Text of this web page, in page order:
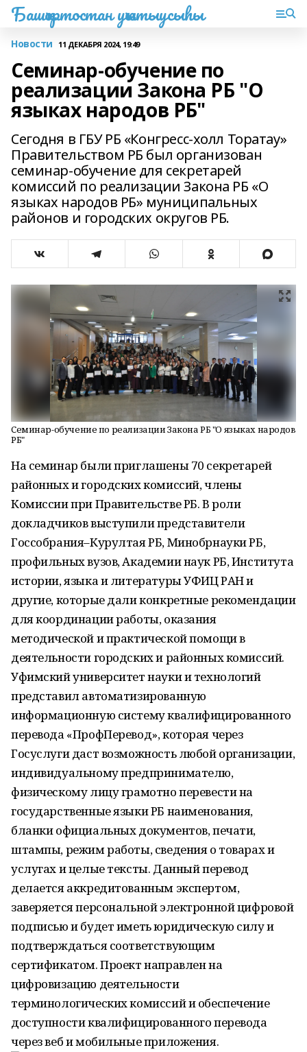
Башҡортостан уҡытыусыһы
Новости 11 ДЕКАБРЯ 2024, 19:49
Семинар-обучение по
реализации Закона РБ "О
языках народов РБ"
Сегодня в ГБУ РБ «Конгресс-холл Торатау»
Правительством РБ был организован
семинар-обучение для секретарей
комиссий по реализации Закона РБ «О
языках народов РБ» муниципальных
районов и городских округов РБ.
Семинар-обучение по реализации Закона РБ "О языках народов
РБ"
На семинар были приглашены 70 секретарей
районных и городских комиссий, члены
Комиссии при Правительстве РБ. В роли
докладчиков выступили представители
Госсобрания–Курултая РБ, Минобрнауки РБ,
профильных вузов, Академии наук РБ, Института
истории, языка и литературы УФИЦ РАН и
другие, которые дали конкретные рекомендации
для координации работы, оказания
методической и практической помощи в
деятельности городских и районных комиссий.
Уфимский университет науки и технологий
представил автоматизированную
информационную систему квалифицированного
перевода «ПрофПеревод», которая через
Госуслуги даст возможность любой организации,
индивидуальному предпринимателю,
физическому лицу грамотно перевести на
государственные языки РБ наименования,
бланки официальных документов, печати,
штампы, режим работы, сведения о товарах и
услугах и целые тексты. Данный перевод
делается аккредитованным экспертом,
заверяется персональной электронной цифровой
подписью и будет иметь юридическую силу и
подтверждаться соответствующим
сертификатом. Проект направлен на
цифровизацию деятельности
терминологических комиссий и обеспечение
доступности квалифицированного перевода
через веб и мобильные приложения.